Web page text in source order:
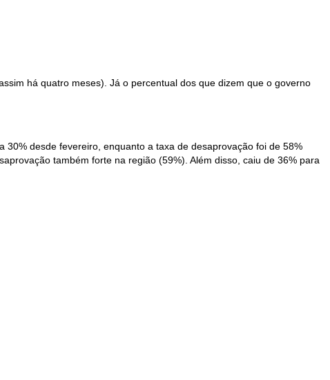
há quatro meses). Já o percentual dos que dizem que o governo
desde fevereiro, enquanto a taxa de desaprovação foi de 58%
também forte na região (59%). Além disso, caiu de 36% para